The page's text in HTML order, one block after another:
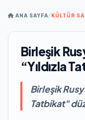
ANA SAYFA/KÜLTÜR
Birleşik
“Yıldızla
Birleşik
Tatbikat"